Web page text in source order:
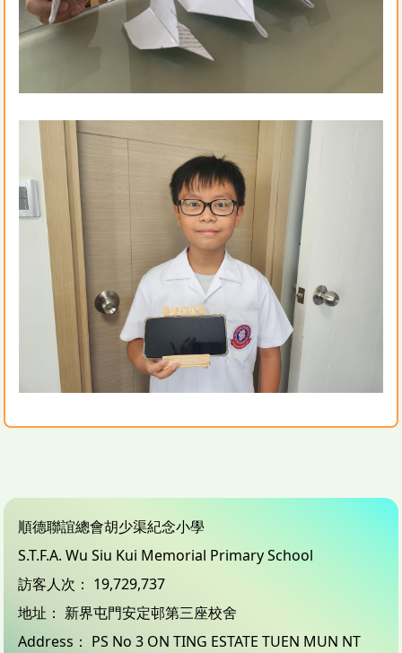
順德聯誼總會胡少渠紀念小學
S.T.F.A. Wu Siu Kui Memorial Primary School
訪客人次： 19,729,737
地址： 新界屯門安定邨第三座校舍
Address： PS No 3 ON TING ESTATE TUEN MUN NT